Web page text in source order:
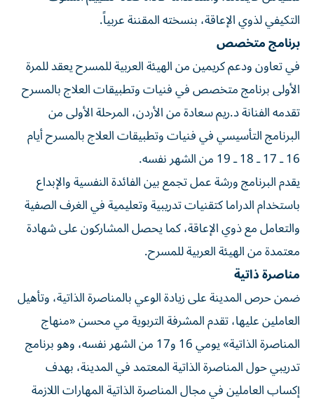
التكيفي لذوي الإعاقة، بنسخته المقننة عربياً.
برنامج متخصص
في تعاون ودعم كريمين من الهيئة العربية للمسرح يعقد للمرة
الأولى برنامج متخصص في فنيات وتطبيقات العلاج بالمسرح
تقدمه الفنانة د.ريم سعادة من الأردن، المرحلة الأولى من
البرنامج التأسيسي في فنيات وتطبيقات العلاج بالمسرح أيام
16 ـ 17 ـ 18 ـ 19 من الشهر نفسه.
يقدم البرنامج ورشة عمل تجمع بين الفائدة النفسية والإبداع
باستخدام الدراما كتقنيات تدريبية وتعليمية في الغرف الصفية
والتعامل مع ذوي الإعاقة، كما يحصل المشاركون على شهادة
معتمدة من الهيئة العربية للمسرح.
مناصرة ذاتية
ضمن حرص المدينة على زيادة الوعي بالمناصرة الذاتية، وتأهيل
العاملين عليها، تقدم المشرفة التربوية مي محسن «منهاج
المناصرة الذاتية» يومي 16 و17 من الشهر نفسه، وهو برنامج
تدريبي حول المناصرة الذاتية المعتمد في المدينة، بهدف
إكساب العاملين في مجال المناصرة الذاتية المهارات اللازمة